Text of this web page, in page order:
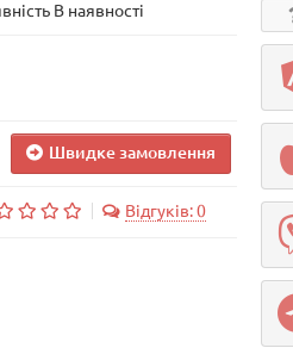
В наявності
Швидке замовлення
Відгуків: 0